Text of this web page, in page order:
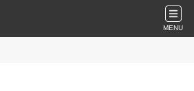
MENU